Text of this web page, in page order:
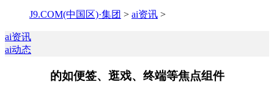
J9.COM(中国区)·集团 > ai资讯 >
ai资讯
ai动态
的如便签、逛戏、终端等焦点组件